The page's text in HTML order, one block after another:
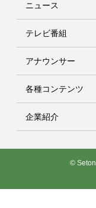
ニュース
テレビ番組
アナウンサー
各種コンテンツ
企業紹介
©